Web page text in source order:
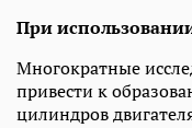
При
Многократные
привести к
цилиндров